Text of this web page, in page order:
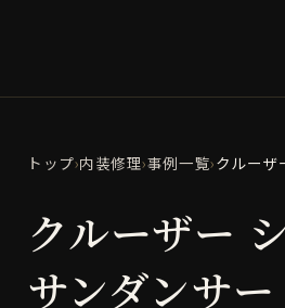
トップ›内装修理›事例一覧›クルーザ
クルーザー
サンダンサー